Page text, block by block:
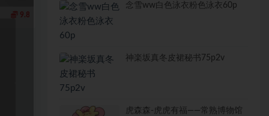
9.8
念雪ww白色泳衣粉色泳衣60p
神楽坂真冬皮裙秘书75p2v
虎森森-虎虎有福——常熟博物馆